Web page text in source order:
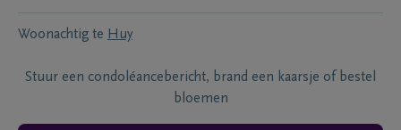
Woonachtig te Huy
Stuur een condoléancebericht, brand een kaarsje of bestel
bloemen